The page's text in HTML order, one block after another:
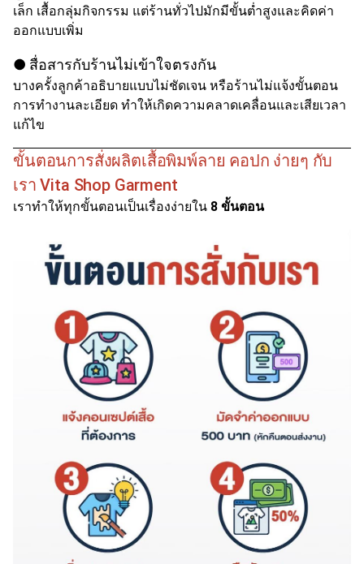
เล็ก เสื้อกลุ่มกิจกรรม แต่ร้านทั่วไปมักมีขั้นต่ำสูงและคิดค่า
ออกแบบเพิ่ม
● สื่อสารกับร้านไม่เข้าใจตรงกัน
บางครั้งลูกค้าอธิบายแบบไม่ชัดเจน หรือร้านไม่แจ้งขั้นตอน
การทำงานละเอียด ทำให้เกิดความคลาดเคลื่อนและเสียเวลา
แก้ไข
ขั้นตอนการสั่งผลิตเสื้อพิมพ์ลาย คอปก ง่ายๆ กับ
เรา Vita Shop Garment
เราทำให้ทุกขั้นตอนเป็นเรื่องง่ายใน 8 ขั้นตอน